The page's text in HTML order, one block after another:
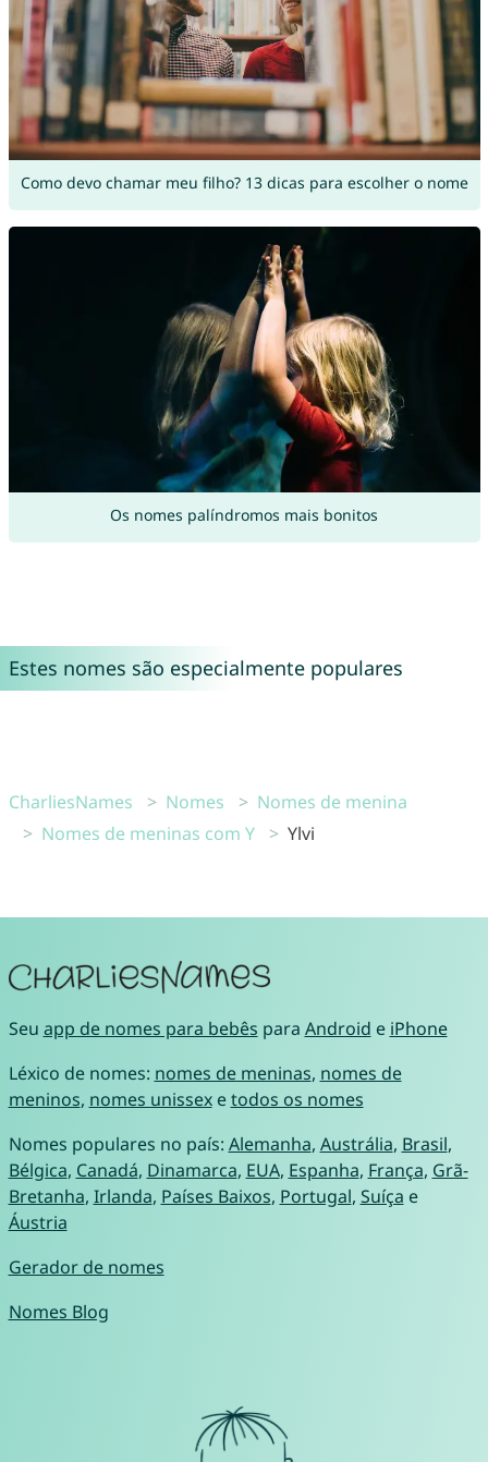
Como devo chamar meu filho? 13 dicas para escolher o nome
Os nomes palíndromos mais bonitos
Estes nomes são especialmente populares
CharliesNames Nomes
Nomes de menina
Nomes de meninas com Y
Ylvi
Seu app de nomes para bebês para Android e iPhone
Léxico de nomes: nomes de meninas, nomes de
meninos, nomes unissexetodos os nomes
Nomes populares no país: Alemanha, Austrália, Brasil,
Bélgica, Canadá, Dinamarca, EUA, Espanha, França, Grã-
Bretanha, Irlanda, Países Baixos, Portugal, Suíça e
Áustria
Gerador de nomes
Nomes Blog